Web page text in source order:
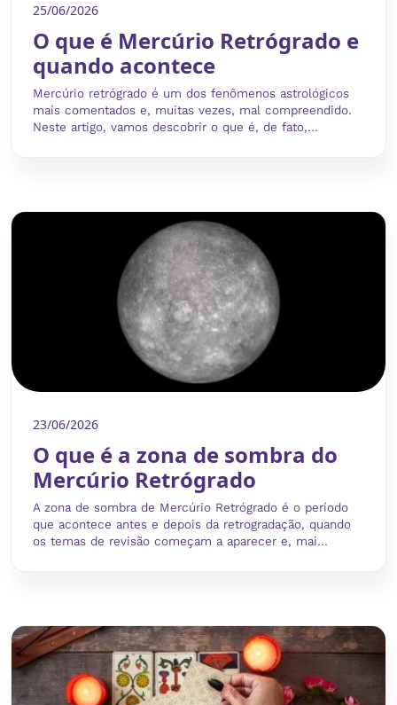
25/06/2026
O que é Mercúrio Retrógrado e
quando acontece
Mercúrio retrógrado é um dos fenômenos astrológicos
mais comentados e, muitas vezes, mal compreendido.
Neste artigo, vamos descobrir o que é, de fato,...
23/06/2026
O que é a zona de sombra do
Mercúrio Retrógrado
A zona de sombra de Mercúrio Retrógrado é o período
que acontece antes e depois da retrogradação, quando
os temas de revisão começam a aparecer e, mai...